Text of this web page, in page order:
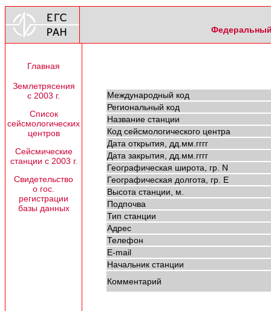
Федеральный
Главная
Землетрясения
с 2003 г.
Список
сейсмологических
центров
Сейсмические
станции с 2003 г.
Свидетельство
о гос.
регистрации
базы данных
Международный код
Региональный код
Название станции
Код сейсмологического центра
Дата открытия, дд.мм.гггг
Дата закрытия, дд.мм.гггг
Географическая широта, гр. N
Географическая долгота, гр. E
Высота станции, м.
Подпочва
Тип станции
Адрес
Телефон
E-mail
Начальник станции
Комментарий